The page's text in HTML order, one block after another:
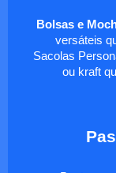
Bolsas e
versáteis
Sacolas
ou kraft